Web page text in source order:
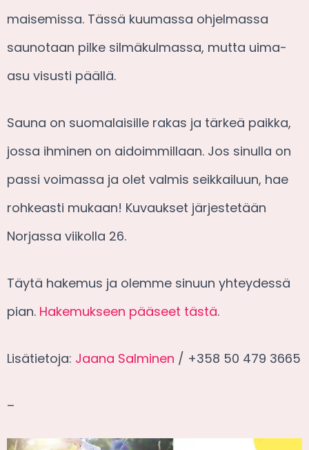
maisemissa. Tässä kuumassa ohjelmassa
saunotaan pilke silmäkulmassa, mutta uima-
asu visusti päällä.
Sauna on suomalaisille rakas ja tärkeä paikka,
jossa ihminen on aidoimmillaan. Jos sinulla on
passi voimassa ja olet valmis seikkailuun, hae
rohkeasti mukaan! Kuvaukset järjestetään
Norjassa viikolla 26.
Täytä hakemus ja olemme sinuun yhteydessä
pian. Hakemukseen pääseet tästä.
Lisätietoja: Jaana Salminen / +358 50 479 3665
–